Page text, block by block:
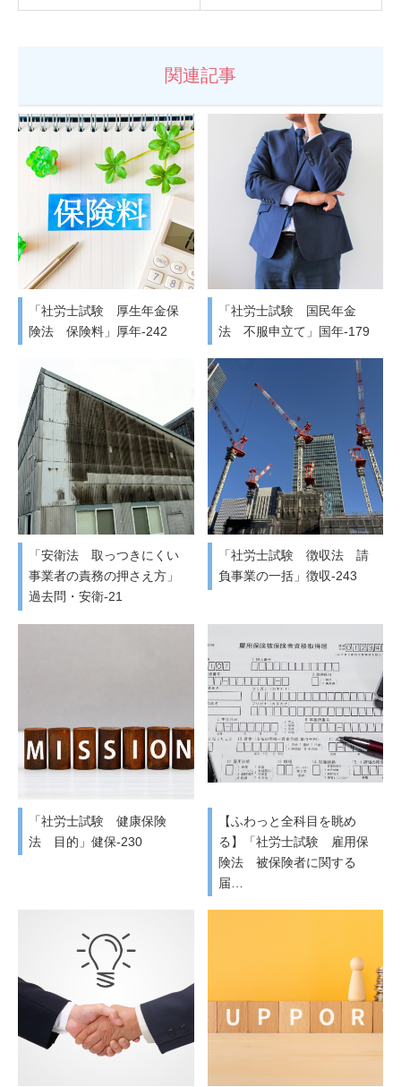
関連記事
「社労士試験 厚生年金保
険法 保険料」厚年-242
「社労士試験 国民年金
法 不服申立て」国年-179
「安衛法 取っつきにくい
事業者の責務の押さえ方」
過去問・安衛-21
「社労士試験 徴収法 請
負事業の一括」徴収-243
「社労士試験 健康保険
法 目的」健保-230
【ふわっと全科目を眺め
る】「社労士試験 雇用保
険法 被保険者に関する
届…